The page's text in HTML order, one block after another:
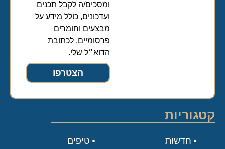
ומסכים/ה לקבל תכנים
ועדכונים, כולל מידע על
מבצעים וחומרים
פרסומיים, לכתובת
הדוא״ל שלי.
הצטרפו
קטגוריות
טיפים
חדשות